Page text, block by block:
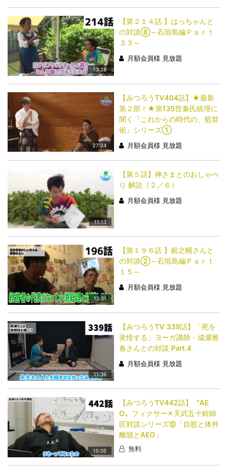
13:28
【第２１４話 】はっちゃんと
の対談⑧～石垣島編Ｐａｒｔ
３３～
月額会員様 見放題
27:24
【みつろうTV404話】★最新
第２部！★第135世秦氏統理に
聞く『これからの時代の、処世
術』シリーズ①
月額会員様 見放題
11:13
【第５話】神さまとのおしゃべ
り 解説（２／６）
月額会員様 見放題
12:31
【第１９６話 】銀之輔さんと
の対談②～石垣島編Ｐａｒｔ
１５～
月額会員様 見放題
11:36
【みつろうTV 339話】「​​​​​​​死を
覚悟する」ヨーガ講師・成瀬雅
春さんとの対談 Part.4
月額会員様 見放題
15:05
【みつろうTV442話】〝AE
O〟フィクサー✕天武五十鈴師
匠対談シリーズ⑩「自慰と体外
離脱とAEO」
無料